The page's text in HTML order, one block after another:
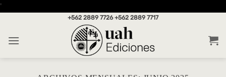
'Saltar
+562 2889 7726 +562 2889 7717